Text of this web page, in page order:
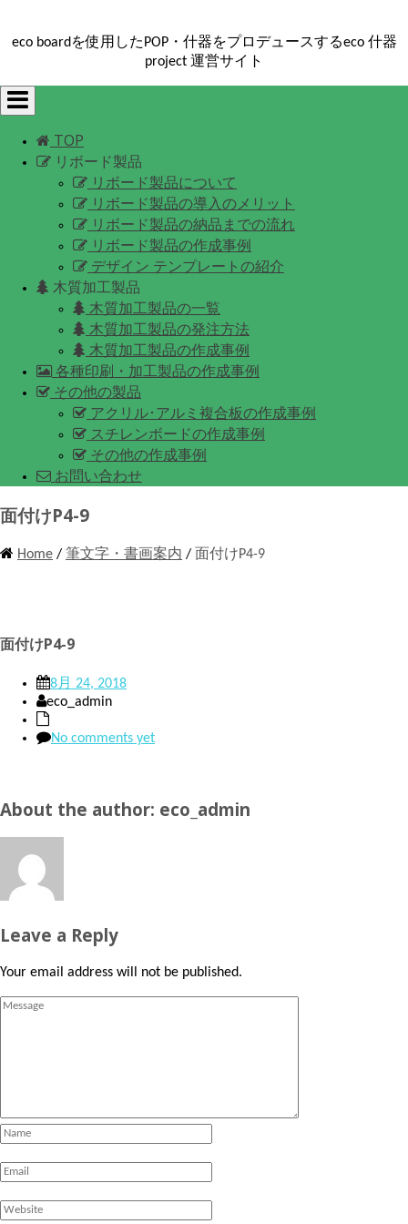
eco boardを使用したPOP・什器をプロデュースするeco 什器
project 運営サイト
Toggle
navigation
TOP
リボード製品
リボード製品について
リボード製品の導入のメリット
リボード製品の納品までの流れ
リボード製品の作成事例
デザイン テンプレートの紹介
木質加工製品
木質加工製品の一覧
木質加工製品の発注方法
木質加工製品の作成事例
各種印刷・加工製品の作成事例
その他の製品
アクリル･アルミ複合板の作成事例
スチレンボードの作成事例
その他の作成事例
お問い合わせ
面付けP4-9
Home / 筆文字・書画案内 / 面付けP4-9
面付けP4-9
8月 24, 2018
eco_admin
No comments yet
About the author: eco_admin
Leave a Reply
Your email address will not be published.